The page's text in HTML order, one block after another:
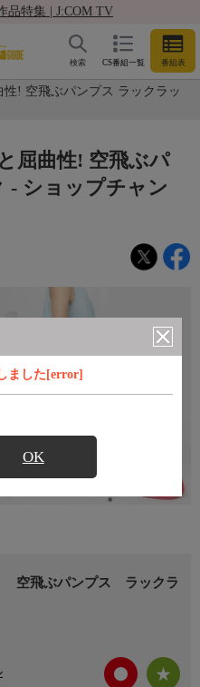
品特集 | J:COM TV
CS番組一覧 番組表
検索
! 空飛ぶパンプス ラックラッ
ました[error]
OK
屈曲性! 空飛ぶパ
- ショップチャン
空飛ぶパンプス ラックラ